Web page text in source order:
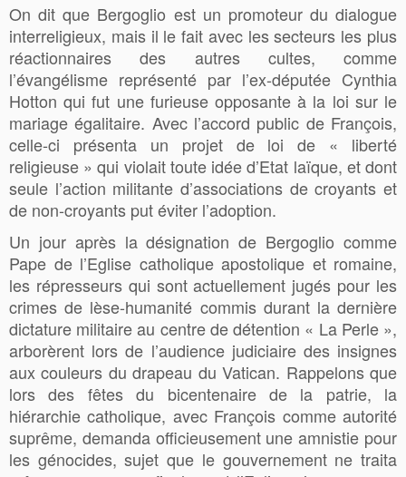
On dit que Bergoglio est un promoteur du dialogue
interreligieux, mais il le fait avec les secteurs les plus
réactionnaires des autres cultes, comme
l’évangélisme représenté par l’ex-députée Cynthia
Hotton qui fut une furieuse opposante à la loi sur le
mariage égalitaire. Avec l’accord public de François,
celle-ci présenta un projet de loi de « liberté
religieuse » qui violait toute idée d’Etat laïque, et dont
seule l’action militante d’associations de croyants et
de non-croyants put éviter l’adoption.
Un jour après la désignation de Bergoglio comme
Pape de l’Eglise catholique apostolique et romaine,
les répresseurs qui sont actuellement jugés pour les
crimes de lèse-humanité commis durant la dernière
dictature militaire au centre de détention « La Perle »,
arborèrent lors de l’audience judiciaire des insignes
aux couleurs du drapeau du Vatican. Rappelons que
lors des fêtes du bicentenaire de la patrie, la
hiérarchie catholique, avec François comme autorité
suprême, demanda officieusement une amnistie pour
les génocides, sujet que le gouvernement ne traita